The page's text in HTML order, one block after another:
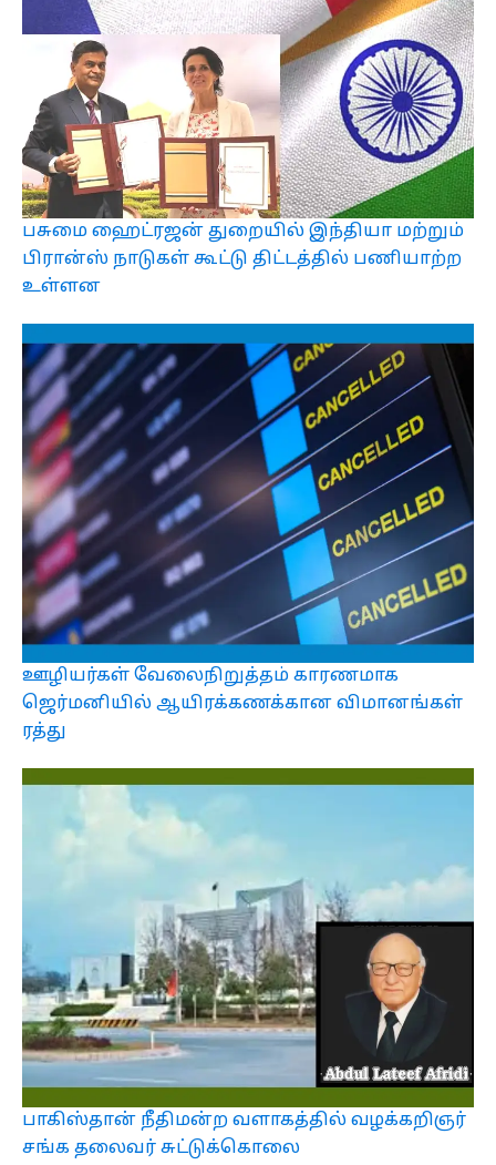
பசுமை ஹைட்ரஜன் துறையில் இந்தியா மற்றும்
பிரான்ஸ் நாடுகள் கூட்டு திட்டத்தில் பணியாற்ற
உள்ளன
ஊழியர்கள் வேலைநிறுத்தம் காரணமாக
ஜெர்மனியில் ஆயிரக்கணக்கான விமானங்கள்
ரத்து
பாகிஸ்தான் நீதிமன்ற வளாகத்தில் வழக்கறிஞர்
சங்க தலைவர் சுட்டுக்கொலை